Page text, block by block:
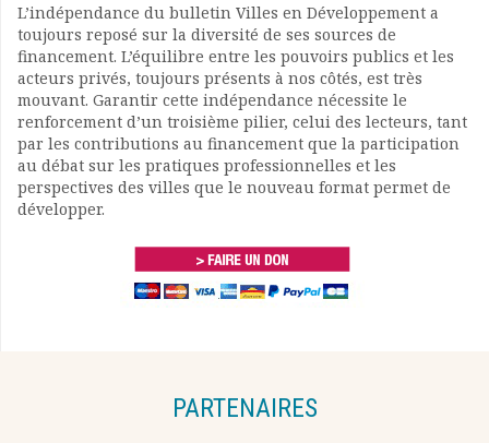
L’indépendance du bulletin Villes en Développement a
toujours reposé sur la diversité de ses sources de
financement. L’équilibre entre les pouvoirs publics et les
acteurs privés, toujours présents à nos côtés, est très
mouvant. Garantir cette indépendance nécessite le
renforcement d’un troisième pilier, celui des lecteurs, tant
par les contributions au financement que la participation
au débat sur les pratiques professionnelles et les
perspectives des villes que le nouveau format permet de
développer.
PARTENAIRES